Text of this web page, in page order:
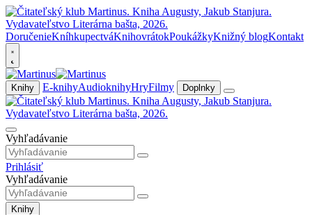
DoručenieKníhkupectváKnihovrátokPoukážkyKnižný blogKontakt
Knihy E-knihyAudioknihyHryFilmy Doplnky
Vyhľadávanie
Prihlásiť
Vyhľadávanie
Knihy